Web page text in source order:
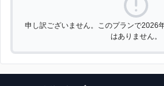
申し訳ございません。このプランで2026
はありません。